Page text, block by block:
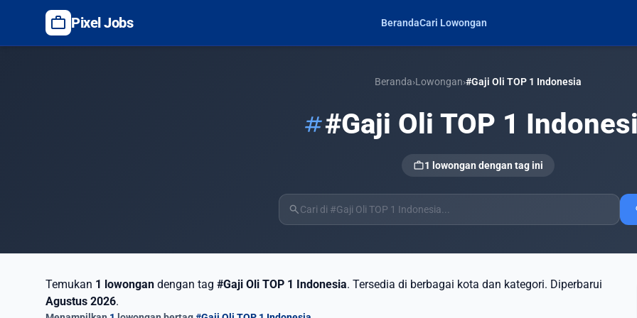
work Pixel Jobs BerandaCari Lowongan
Beranda›Lowongan›#Gaji Oli TOP 1 Indonesia
tag#Gaji Oli TOP 1
work1 lowongan dengan tag ini
search
Temukan 1 lowongan dengan tag #Gaji Oli TOP 1 Indonesia. Tersedia di berbagai kota dan kategori. Diperbarui
Agustus 2026.